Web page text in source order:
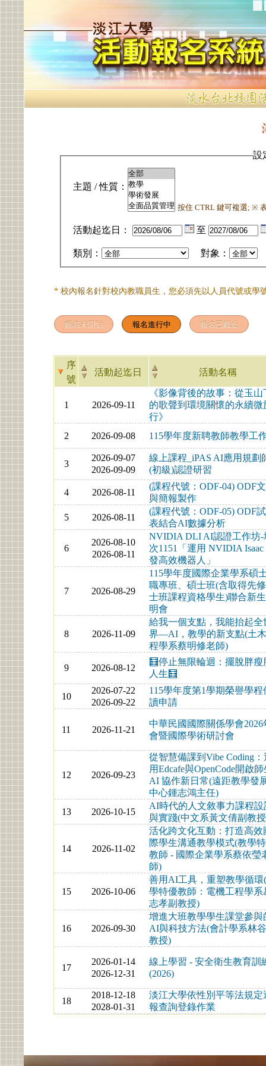
設
主題 / 性質：
按住 CTRL 鍵可複選; ※
活動起迄日： 至
類別： 對象：
* 校內報名針對校內教職員生，您必須先以人員代號或學
序
號
活動起迄日 活動名稱
1 2026-09-11
《影像背後的故事：從玉山
的歌聲到環境關懷的永續微
行》
2
2026-09-08 115學年度新聘教師教學工
3
2026-09-07
2026-09-09
線上課程_iPAS AI應用規劃
(初級)認證研習
4 2026-08-11
(課程代號：ODF-04) ODF
與簡報製作
5
2026-08-11
(課程代號：ODF-05) ODF
表結合AI數據分析
6
2026-08-10
2026-08-11
NVIDIA DLI AI認證工作坊-
次1151「運用 NVIDIA Isaac
發高效機器人」
7 2026-08-29
115學年度國際企業學系碩
職專班、碩士班(含取得先
士班課程資格學生)聯合新
明會
8 2026-11-09
給我一個支點，我能抬起全
界—AI，教學的新支點(土
程學系蔡明修老師)
9 2026-08-12
🧮停止無限輪迴：擺脫胖瘦
人生🧮
10
2026-07-22
2026-09-22
115學年度第1學期榮譽學程
讀申請
11 2026-11-21
中華民國國際關係學會2026
會暨國際學術研討會
12 2026-09-23
從智慧備課到Vibe Coding：
用Edcafe與OpenCode開啟師
AI 協作新日常(遠距教學發
中心鍾志鴻主任)
13
2026-10-15
AI時代的人文敘事力課程設
與實踐(中文系黃文倩副教
14 2026-11-02
活化跨文化互動：打造高效
際學生溝通教學模式(教學
教師 - 國際企業學系蔡依瑩
師)
15 2026-10-06
善用AI工具，重塑教學循環
學特優教師：電機工程學系
志孝副教授)
16 2026-09-30
增進大班教學學生課堂參與
AI與科技方法(會計學系林
教授)
17
2026-01-14
2026-12-31
線上學習 - 安全衛生教育訓
(2026)
18
2018-12-18
2028-01-31
淡江大學依性別平等法規定
報查詢登錄作業